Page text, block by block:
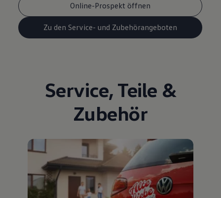
Online-Prospekt öffnen
Zu den Service- und Zubehörangeboten
Service, Teile &
Zubehör